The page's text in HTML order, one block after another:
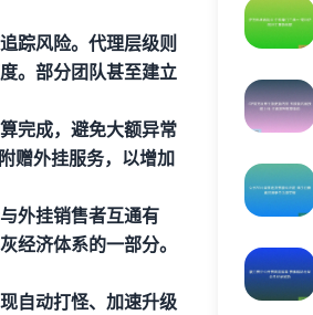
踪风险。代理层级则
。部分团队甚至建立
完成，避免大额异常
赠外挂服务，以增加
外挂销售者互通有
经济体系的一部分。
自动打怪、加速升级